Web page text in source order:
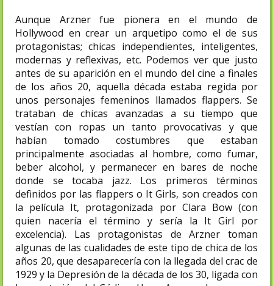
Aunque Arzner fue pionera en el mundo de
Hollywood en crear un arquetipo como el de sus
protagonistas; chicas independientes, inteligentes,
modernas y reflexivas, etc. Podemos ver que justo
antes de su aparición en el mundo del cine a finales
de los años 20, aquella década estaba regida por
unos personajes femeninos llamados flappers. Se
trataban de chicas avanzadas a su tiempo que
vestían con ropas un tanto provocativas y que
habían tomado costumbres que estaban
principalmente asociadas al hombre, como fumar,
beber alcohol, y permanecer en bares de noche
donde se tocaba jazz. Los primeros términos
definidos por las flappers o It Girls, son creados con
la película It, protagonizada por Clara Bow (con
quien nacería el término y sería la It Girl por
excelencia). Las protagonistas de Arzner toman
algunas de las cualidades de este tipo de chica de los
años 20, que desaparecería con la llegada del crac de
1929 y la Depresión de la década de los 30, ligada con